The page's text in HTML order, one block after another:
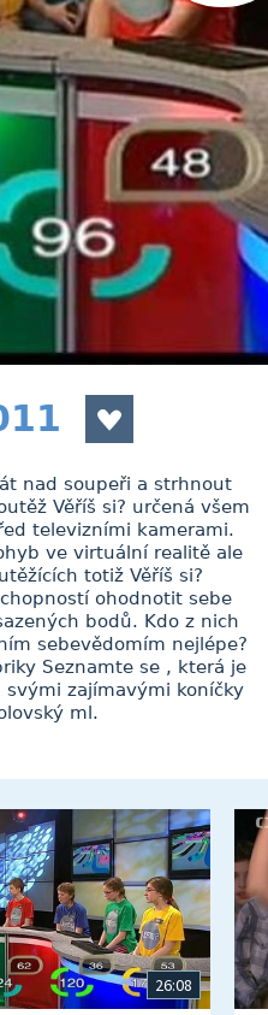
nad soupeři a strhnout
Věříš si? určená všem
televizními kamerami.
ve virtuální realitě ale
totiž Věříš si?
ohodnotit sebe
bodů. Kdo z nich
sebevědomím nejlépe?
Seznamte se , která je
zajímavými koníčky
ml.
26:08